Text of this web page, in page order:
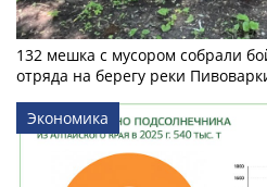
132 мешка с мусором собрали
отряда на берегу реки
Экономика